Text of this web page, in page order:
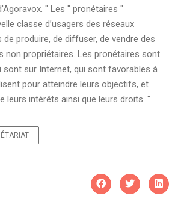
" Les " pronétaires "
classe d’usagers des réseaux
produire, de diffuser, de vendre des
non propriétaires. Les pronétaires sont
sont sur Internet, qui sont favorables à
pour atteindre leurs objectifs, et
leurs intérêts ainsi que leurs droits. "